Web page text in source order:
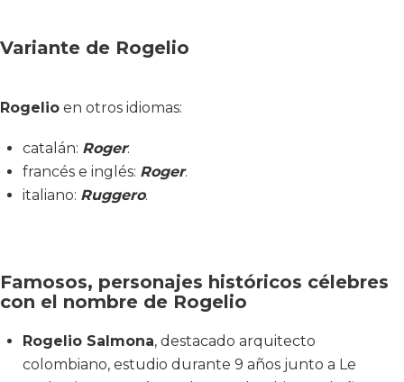
Variante de Rogelio
Rogelio en otros idiomas:
catalán: Roger:
francés e inglés: Roger.
italiano: Ruggero.
Famosos, personajes históricos célebres
con el nombre de Rogelio
Rogelio Salmona, destacado arquitecto
colombiano, estudio durante 9 años junto a Le